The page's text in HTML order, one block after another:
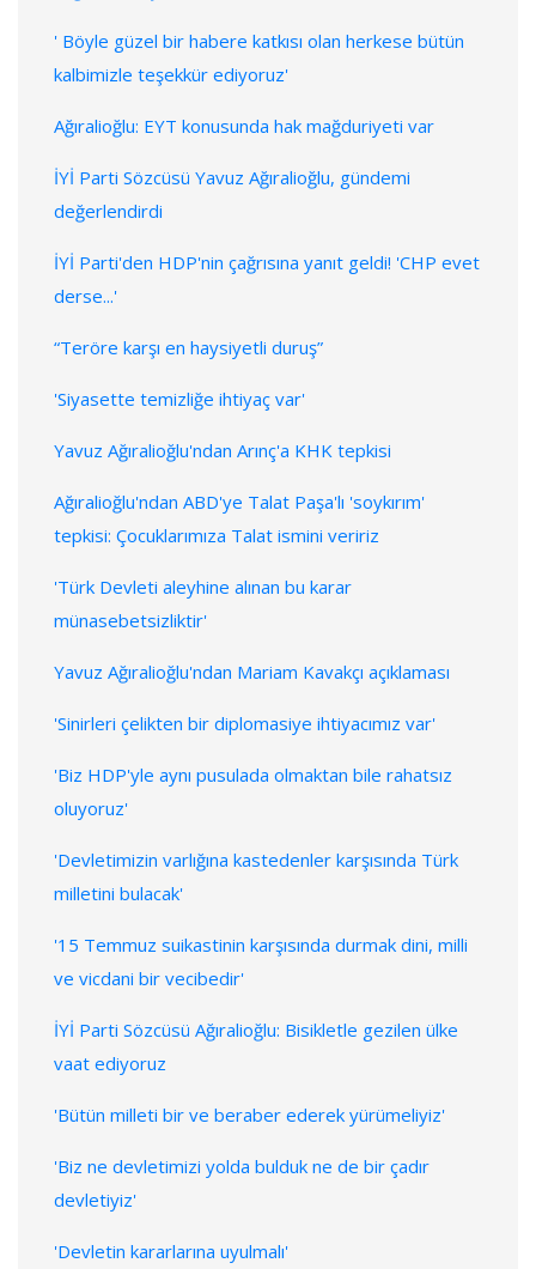
' Böyle güzel bir habere katkısı olan herkese bütün
kalbimizle teşekkür ediyoruz'
Ağıralioğlu: EYT konusunda hak mağduriyeti var
İYİ Parti Sözcüsü Yavuz Ağıralioğlu, gündemi
değerlendirdi
İYİ Parti'den HDP'nin çağrısına yanıt geldi! 'CHP evet
derse...'
“Teröre karşı en haysiyetli duruş”
'Siyasette temizliğe ihtiyaç var'
Yavuz Ağıralioğlu'ndan Arınç'a KHK tepkisi
Ağıralioğlu'ndan ABD'ye Talat Paşa'lı 'soykırım'
tepkisi: Çocuklarımıza Talat ismini veririz
'Türk Devleti aleyhine alınan bu karar
münasebetsizliktir'
Yavuz Ağıralioğlu'ndan Mariam Kavakçı açıklaması
'Sinirleri çelikten bir diplomasiye ihtiyacımız var'
'Biz HDP'yle aynı pusulada olmaktan bile rahatsız
oluyoruz'
'Devletimizin varlığına kastedenler karşısında Türk
milletini bulacak'
'15 Temmuz suikastinin karşısında durmak dini, milli
ve vicdani bir vecibedir'
İYİ Parti Sözcüsü Ağıralioğlu: Bisikletle gezilen ülke
vaat ediyoruz
'Bütün milleti bir ve beraber ederek yürümeliyiz'
'Biz ne devletimizi yolda bulduk ne de bir çadır
devletiyiz'
'Devletin kararlarına uyulmalı'